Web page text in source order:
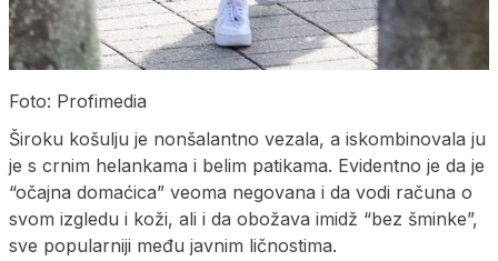
Foto: Profimedia
Široku košulju je nonšalantno vezala, a iskombinovala ju
je s crnim helankama i belim patikama. Evidentno je da je
“očajna domaćica” veoma negovana i da vodi računa o
svom izgledu i koži, ali i da obožava imidž “bez šminke”,
sve popularniji među javnim ličnostima.